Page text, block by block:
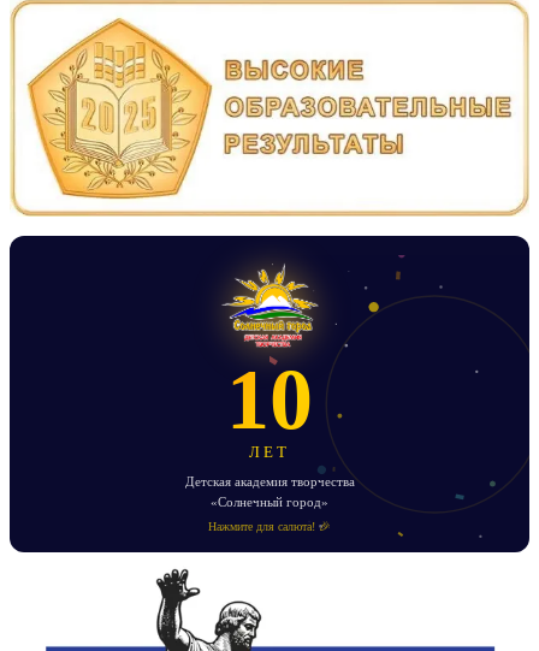
10
ЛЕТ
Детская академия творчества
«Солнечный город»
Нажмите для салюта! 🎉